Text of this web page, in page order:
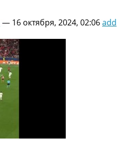
— 16 октября, 2024, 02:06add